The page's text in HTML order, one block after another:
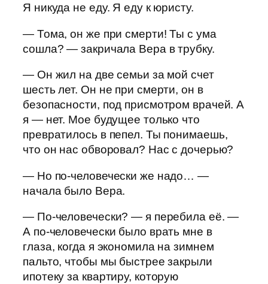
Я никуда не еду. Я еду к юристу.
— Тома, он же при смерти! Ты с ума
сошла? — закричала Вера в трубку.
— Он жил на две семьи за мой счет
шесть лет. Он не при смерти, он в
безопасности, под присмотром врачей. А
я — нет. Мое будущее только что
превратилось в пепел. Ты понимаешь,
что он нас обворовал? Нас с дочерью?
— Но по-человечески же надо… —
начала было Вера.
— По-человечески? — я перебила её. —
А по-человечески было врать мне в
глаза, когда я экономила на зимнем
пальто, чтобы мы быстрее закрыли
ипотеку за квартиру, которую